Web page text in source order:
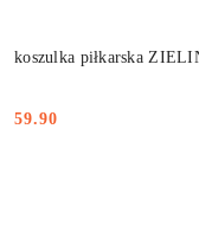
koszulka piłkarska
Cena:
59.90